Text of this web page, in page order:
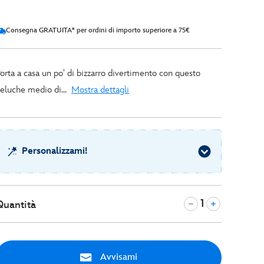
Consegna GRATUITA* per ordini di importo superiore a 75€
a casa un po' di bizzarro divertimento con questo
medio di... Mostra dettagli
Personalizzami!
Avvisami